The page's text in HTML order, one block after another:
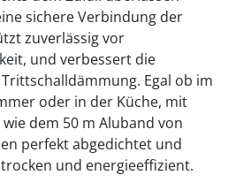
sichere Verbindung der
zuverlässig vor
und verbessert die
Egal ob im
oder in der Küche, mit
dem 50 m Aluband von
perfekt abgedichtet und
und energieeffizient.